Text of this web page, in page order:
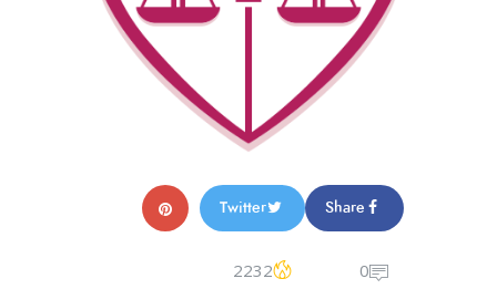
Share
Twitter
0
2232